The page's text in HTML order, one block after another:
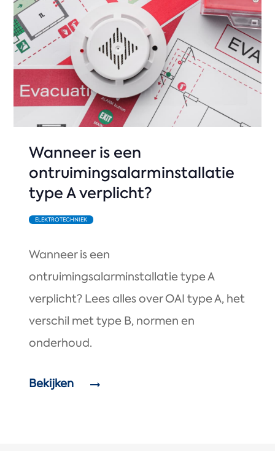
Wanneer is een
ontruimingsalarminstallatie
type A verplicht?
ELEKTROTECHNIEK
Wanneer is een
ontruimingsalarminstallatie type A
verplicht? Lees alles over OAI type A, het
verschil met type B, normen en
onderhoud.
Bekijken